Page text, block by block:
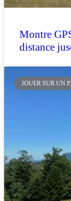
Montre
distance
JOUER SUR UN